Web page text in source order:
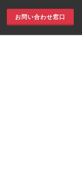
お問い合わせ窓口